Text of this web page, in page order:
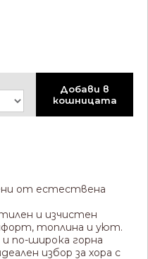
Добави в
кошницата
от естествена
и изчистен
топлина и уют.
по-широка горна
избор за хора с